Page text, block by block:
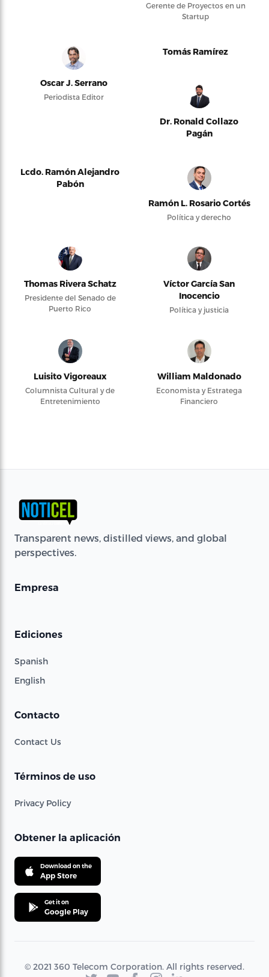
Gerente de Proyectos en un
Startup
Oscar J. Serrano
Periodista Editor
Tomás Ramírez
Dr. Ronald Collazo
Pagán
Lcdo. Ramón Alejandro
Pabón
Ramón L. Rosario Cortés
Política y derecho
Thomas Rivera Schatz
Presidente del Senado de
Puerto Rico
Víctor García San
Inocencio
Política y justicia
Luisito Vigoreaux
Columnista Cultural y de
Entretenimiento
William Maldonado
Economista y Estratega
Financiero
Transparent news, distilled views, and global
perspectives.
Empresa
Ediciones
Spanish
English
Contacto
Contact Us
Términos de uso
Privacy Policy
Obtener la aplicación
Download on the
App Store
Get it on
Google Play
© 2021 360 Telecom Corporation. All rights reserved.